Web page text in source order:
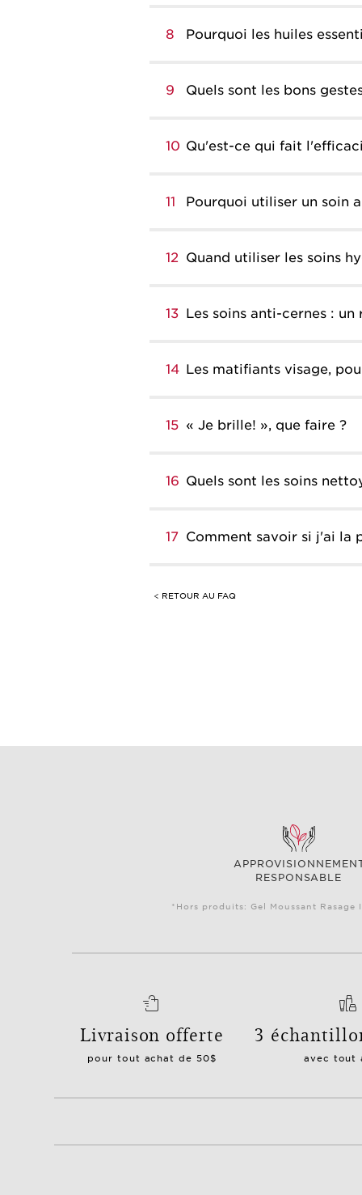
8 Pourquoi les huiles
9 Quels sont les bons
10 Qu'est-ce qui fait
11 Pourquoi utiliser un soin
12 Quand utiliser les soins
13 Les soins anti-cernes :
14 Les matifiants visage,
15 « Je brille! », que faire ?
16 Quels sont les soins
17 Comment savoir si j'ai la
< RETOUR AU FAQ
RESPONSABLE
*Hors produits: Gel Moussant
Livraison offerte
pour tout achat de 50$
3
avec tout